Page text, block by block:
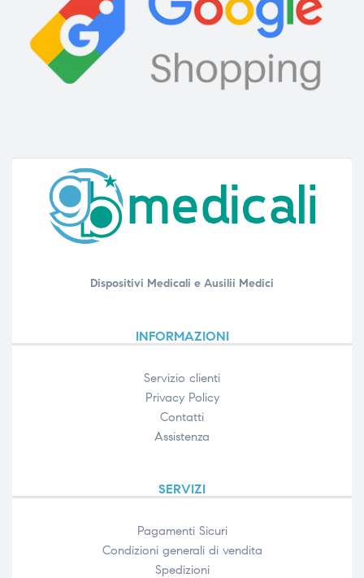
Dispositivi Medicali e Ausilii Medici
INFORMAZIONI
Servizio clienti
Privacy Policy
Contatti
Assistenza
SERVIZI
Pagamenti Sicuri
Condizioni generali di vendita
Spedizioni